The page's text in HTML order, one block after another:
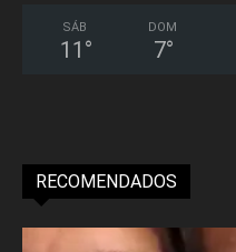
SÁB
11 °
DOM
7°
RECOMENDADOS